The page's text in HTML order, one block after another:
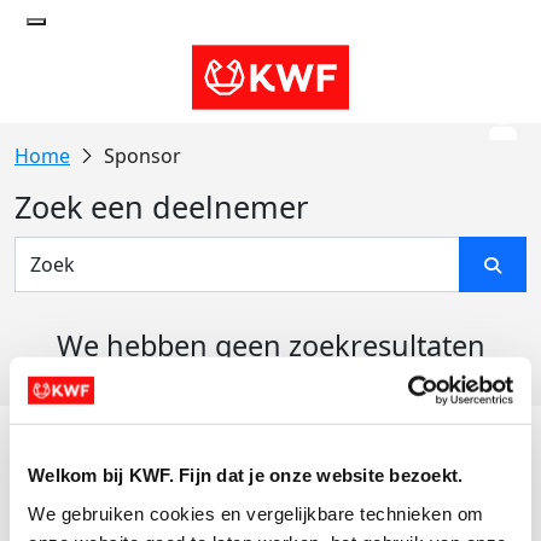
Welkom bij KWF. Fijn dat je onze website bezoekt.
We gebruiken cookies en vergelijkbare technieken om
Sponsor
Zoek een deelnemer
We hebben geen zoekresultaten
Actiematerialen
Evenementen